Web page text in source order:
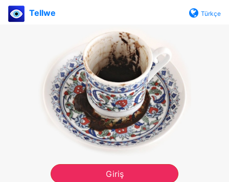
Tellwe Türkçe
Giriş